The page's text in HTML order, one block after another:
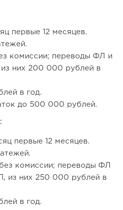
первые 12 месяцев.
комиссии; переводы ФЛ и
них 200 000 рублей в
в год.
до 500 000 рублей.
первые 12 месяцев.
комиссии; переводы ФЛ
из них 250 000 рублей в
в год.